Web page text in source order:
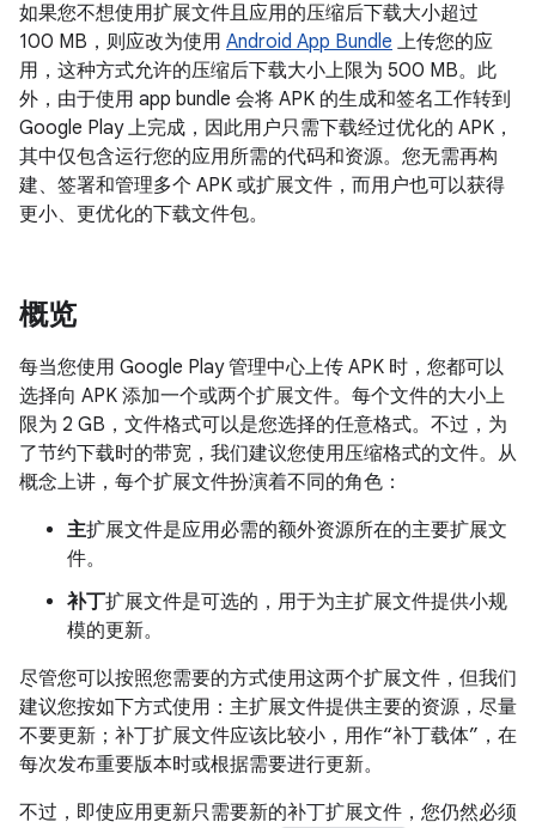
如果您不想使用扩展文件且应用的压缩后下载大小超过
100 MB，则应改为使用 Android App Bundle 上传您的应
用，这种方式允许的压缩后下载大小上限为 500 MB。此
外，由于使用 app bundle 会将 APK 的生成和签名工作转到
Google Play 上完成，因此用户只需下载经过优化的 APK，
其中仅包含运行您的应用所需的代码和资源。您无需再构
建、签署和管理多个 APK 或扩展文件，而用户也可以获得
更小、更优化的下载文件包。
概览
每当您使用 Google Play 管理中心上传 APK 时，您都可以
选择向 APK 添加一个或两个扩展文件。每个文件的大小上
限为 2 GB，文件格式可以是您选择的任意格式。不过，为
了节约下载时的带宽，我们建议您使用压缩格式的文件。从
概念上讲，每个扩展文件扮演着不同的角色：
主扩展文件是应用必需的额外资源所在的主要扩展文
件。
补丁扩展文件是可选的，用于为主扩展文件提供小规
模的更新。
尽管您可以按照您需要的方式使用这两个扩展文件，但我们
建议您按如下方式使用：主扩展文件提供主要的资源，尽量
不要更新；补丁扩展文件应该比较小，用作“补丁载体”，在
每次发布重要版本时或根据需要进行更新。
不过，即使应用更新只需要新的补丁扩展文件，您仍然必须